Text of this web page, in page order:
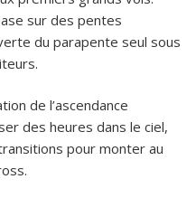
sur des pentes
du parapente seul sous
de l’ascendance
des heures dans le ciel,
pour monter au